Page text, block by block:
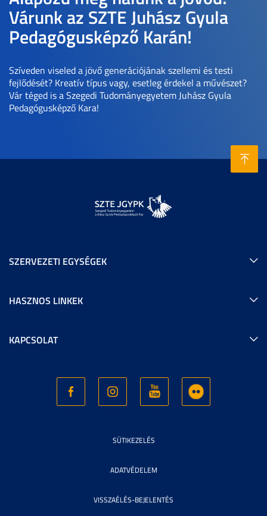
Várunk az SZTE Juhász Gyula
Pedagógusképző Karán!
Szíveden viseled a jövő generációjának szellemi és testi
fejlődését? Kreatív típus vagy, esetleg érdekel a művészet?
Vár téged is a Szegedi Tudományegyetem Juhász Gyula
Pedagógusképző Kara!
SZERVEZETI EGYSÉGEK
HASZNOS LINKEK
KAPCSOLAT
SÜTIKEZELÉS
ADATVÉDELEM
VISSZAÉLÉS-BEJELENTÉS